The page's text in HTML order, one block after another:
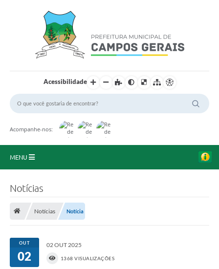
Acessibilidade
Acompanhe-nos:
MENU
Portal da Transparência
Secretarias
Notícias
Notícias Notícia
OUT
02
02 OUT 2025
1368 VISUALIZAÇÕES